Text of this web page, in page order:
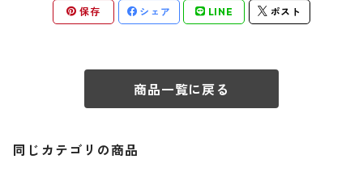
保存 シェア LINE ポスト
商品一覧に戻る
同じカテゴリの商品